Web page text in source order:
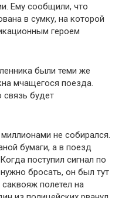
Ему сообщили, что
в сумку, на которой
героем
были теми же
мчащегося поезда.
связь будет
не собирался.
бумаги, а в поезд
поступил сигнал по
бросать, он был тут
полетел на